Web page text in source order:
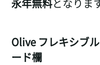
永年無料となりま
Olive フレキシブ
ード欄